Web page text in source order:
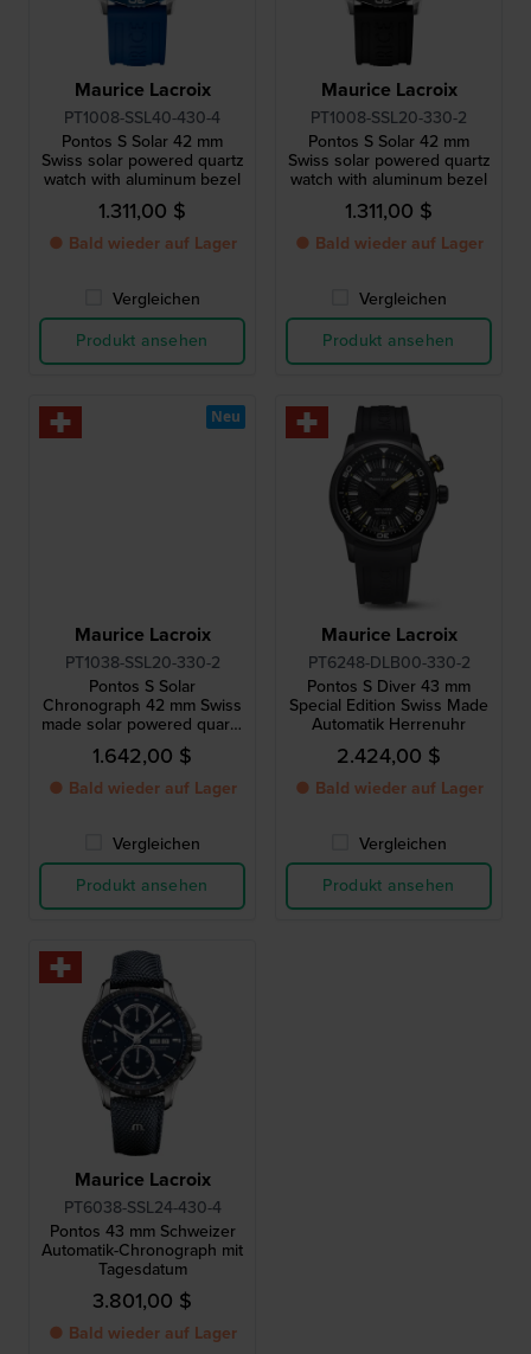
Maurice Lacroix
PT1008-SSL40-430-4
Pontos S Solar 42 mm
Swiss solar powered quartz
watch with aluminum bezel
1.311,00 $
● Bald wieder auf Lager
Vergleichen
Produkt ansehen
Maurice Lacroix
PT1008-SSL20-330-2
Pontos S Solar 42 mm
Swiss solar powered quartz
watch with aluminum bezel
1.311,00 $
● Bald wieder auf Lager
Vergleichen
Produkt ansehen
Maurice Lacroix
PT1038-SSL20-330-2
Pontos S Solar
Chronograph 42 mm Swiss
made solar powered quartz
chronograph
1.642,00 $
● Bald wieder auf Lager
Vergleichen
Produkt ansehen
Neu
Maurice Lacroix
PT6248-DLB00-330-2
Pontos S Diver 43 mm
Special Edition Swiss Made
Automatik Herrenuhr
2.424,00 $
● Bald wieder auf Lager
Vergleichen
Produkt ansehen
Maurice Lacroix
PT6038-SSL24-430-4
Pontos 43 mm Schweizer
Automatik-Chronograph mit
Tagesdatum
3.801,00 $
● Bald wieder auf Lager